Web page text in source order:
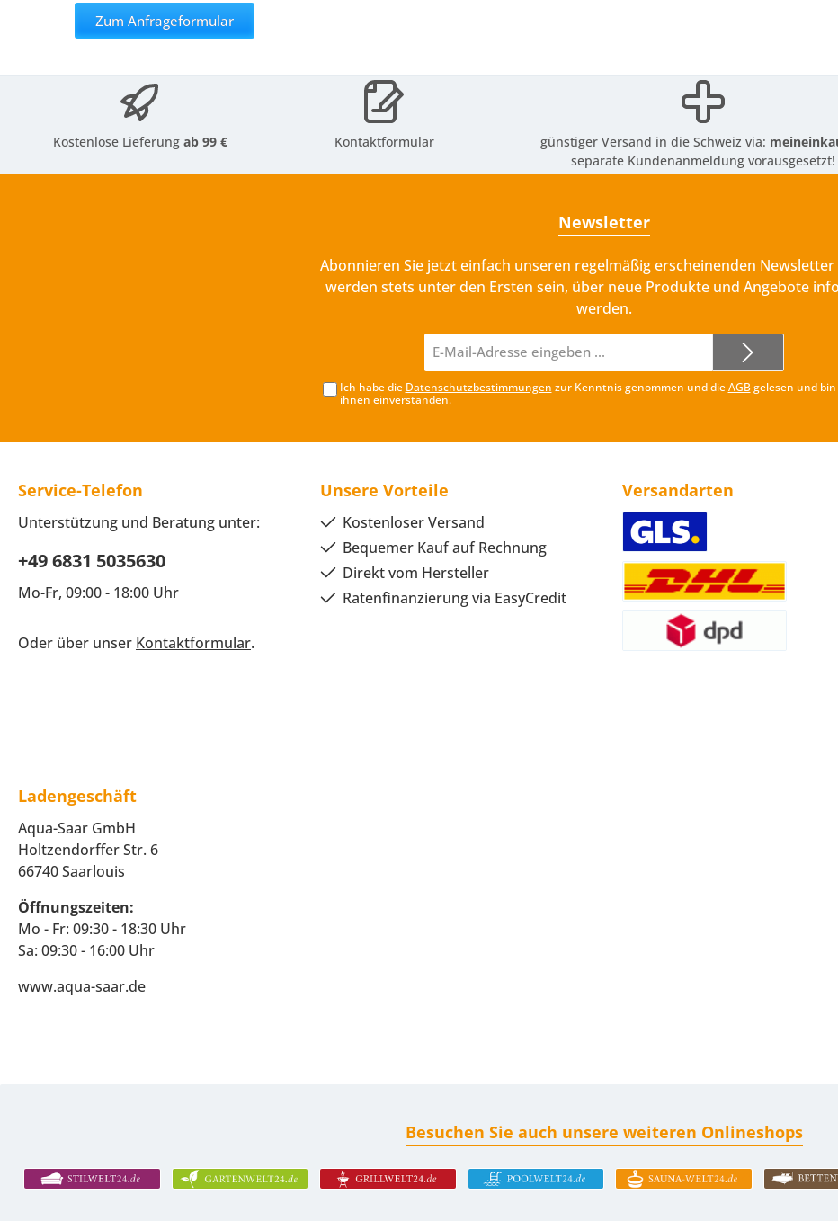
Zum Anfrageformular
Kostenlose Lieferungab 99 € Kontaktformular günstiger Versand in die Schweiz via:
separate Kundenanmeldung vorausgesetzt!
Newsletter
Abonnieren Sie jetzt einfach unseren regelmäßig erscheinenden Newsletter
werden stets unter den Ersten sein, über neue Produkte und Angebote
werden.
Mail-
Adresse*
Ich habe die Datenschutzbestimmungen zur Kenntnis genommen und dieAGBgelesen und
ihnen einverstanden.
Service-Telefon
Unterstützung und Beratung unter:
+49 6831 5035630
Mo-Fr, 09:00 - 18:00 Uhr
Oder über unser Kontaktformular.
Unsere Vorteile
Kostenloser Versand
Bequemer Kauf auf Rechnung
Direkt vom Hersteller
Ratenfinanzierung via EasyCredit
Versandarten
Ladengeschäft
Aqua-Saar GmbH
Holtzendorffer Str. 6
66740 Saarlouis
Öffnungszeiten:
Mo - Fr: 09:30 - 18:30 Uhr
Sa: 09:30 - 16:00 Uhr
www.aqua-saar.de
Besuchen Sie auch unsere weiteren Onlineshops